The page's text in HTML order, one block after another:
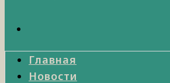
Главная
Новости